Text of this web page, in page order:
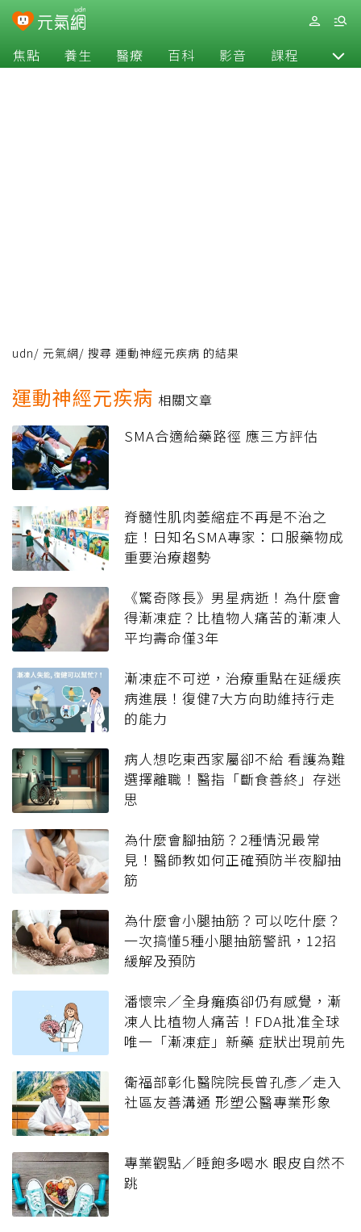
焦點 養生 醫療 百科 影音 課程 退休
udn/ 元氣網/ 搜尋 運動神經元疾病 的結果
運動神經元疾病 相關文章
SMA合適給藥路徑 應三方評估
脊髓性肌肉萎縮症不再是不治之
症！日知名SMA專家：口服藥物成
重要治療趨勢
《驚奇隊長》男星病逝！為什麼會
得漸凍症？比植物人痛苦的漸凍人
平均壽命僅3年
漸凍症不可逆，治療重點在延緩疾
病進展！復健7大方向助維持行走
的能力
病人想吃東西家屬卻不給 看護為難
選擇離職！醫指「斷食善終」存迷
思
為什麼會腳抽筋？2種情況最常
見！醫師教如何正確預防半夜腳抽
筋
為什麼會小腿抽筋？可以吃什麼？
一次搞懂5種小腿抽筋警訊，12招
緩解及預防
潘懷宗／全身癱瘓卻仍有感覺，漸
凍人比植物人痛苦！FDA批准全球
唯一「漸凍症」新藥 症狀出現前先
衛福部彰化醫院院長曾孔彥／走入
社區友善溝通 形塑公醫專業形象
專業觀點／睡飽多喝水 眼皮自然不
跳